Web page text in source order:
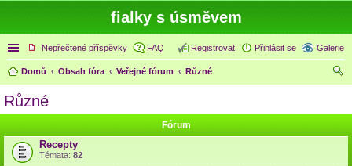
fialky s úsměvem
Rychlé odkazy
Nepřečtené příspěvky Galerie
FAQ Přihlásit se
Registrovat
Domů Obsah fóra Veřejné fórum
Různé
Různé
Fórum
Recepty
Témata: 82